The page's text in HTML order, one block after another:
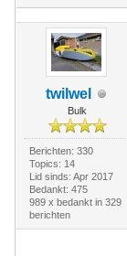
twilwel
Bulk
Berichten: 330
Topics: 14
Lid sinds: Apr 2017
Bedankt: 475
989 x bedankt in 329
berichten